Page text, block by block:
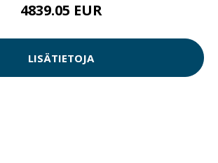
4839.05 EUR
LISÄTIETOJA